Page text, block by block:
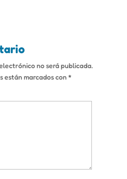
no será publicada.
están marcados con*